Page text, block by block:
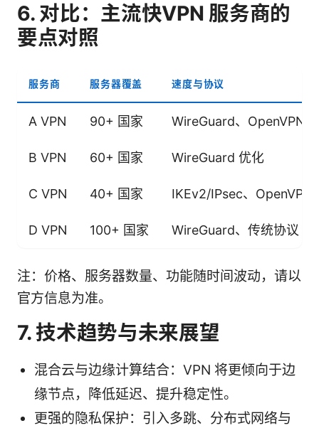
6. 对比：主流快VPN 服务商的
要点对照
服务商 服务器覆盖 速度与协议
A VPN 90+ 国家 WireGuard、OpenVPN
B VPN 60+ 国家 WireGuard 优化
C VPN 40+ 国家 IKEv2/IPsec、OpenVPN
D VPN 100+ 国家 WireGuard、传统协议
注：价格、服务器数量、功能随时间波动，请以
官方信息为准。
7. 技术趋势与未来展望
混合云与边缘计算结合：VPN 将更倾向于边
缘节点，降低延迟、提升稳定性。
更强的隐私保护：引入多跳、分布式网络与